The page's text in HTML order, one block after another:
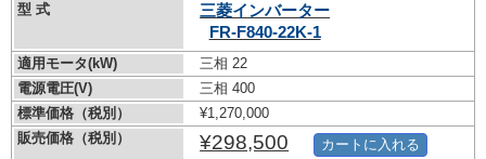
型 式
三菱インバーター
FR-F840-22K-1
適用モータ(kW)
三相 22
電源電圧(V)
三相 400
標準価格（税別）
¥1,270,000
販売価格（税別）
¥298,500 カートに入れる